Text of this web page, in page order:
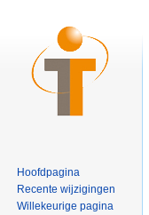
Hoofdpagina
Recente wijzigingen
Willekeurige pagina